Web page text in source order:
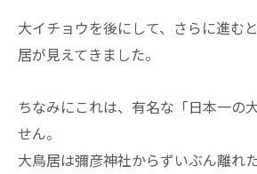
大イチョウを後にして、さらに進む
居が見えてきました。
ちなみにこれは、有名な「日本一の
せん。
大鳥居は彌彦神社からずいぶん離れ